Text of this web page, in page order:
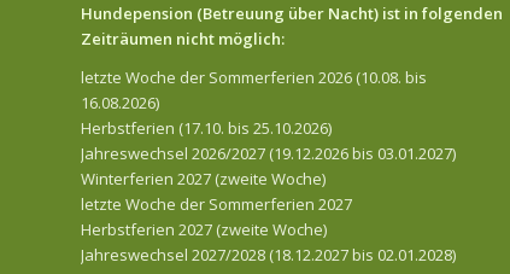
Hundepension (Betreuung über Nacht) ist in folgenden
Zeiträumen nicht möglich:
letzte Woche der Sommerferien 2026 (10.08. bis
16.08.2026)
Herbstferien (17.10. bis 25.10.2026)
Jahreswechsel 2026/2027 (19.12.2026 bis 03.01.2027)
Winterferien 2027 (zweite Woche)
letzte Woche der Sommerferien 2027
Herbstferien 2027 (zweite Woche)
Jahreswechsel 2027/2028 (18.12.2027 bis 02.01.2028)